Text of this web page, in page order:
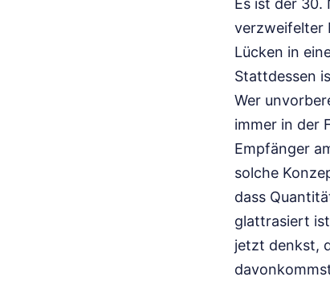
verzweifelter
Lücken in
Stattdessen
Wer
immer in der
Empfänger
solche
dass
glattrasiert
jetzt denkst,